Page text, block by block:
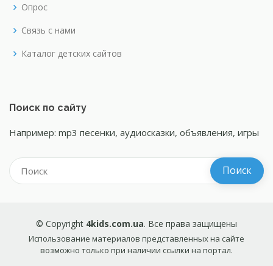
Опрос
Связь с нами
Каталог детских сайтов
Поиск по сайту
Например: mp3 песенки, аудиосказки, объявления, игры
© Copyright 4kids.com.ua. Все права защищены
Использование материалов представленных на сайте
возможно только при наличии ссылки на портал.